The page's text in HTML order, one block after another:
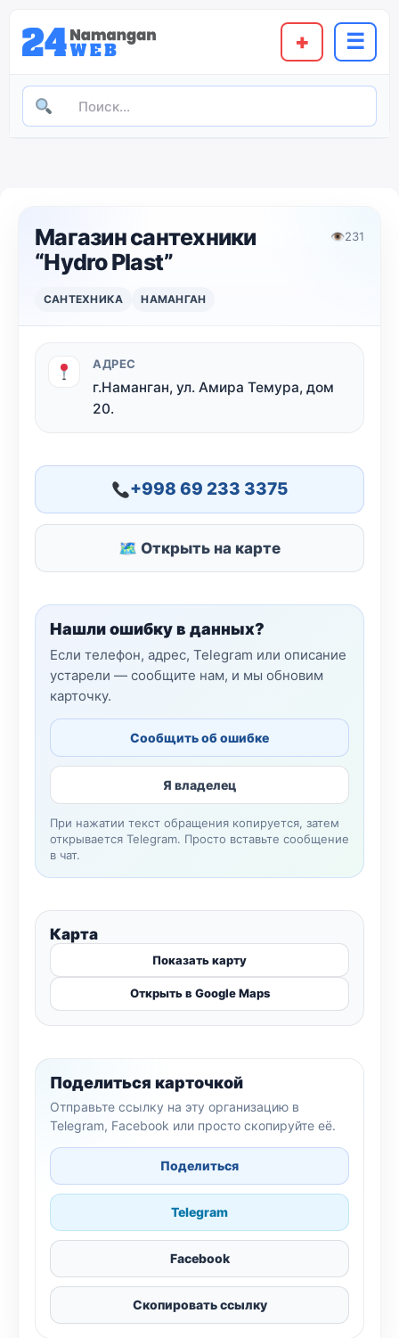
+ ☰
Магазин сантехники
“Hydro Plast”
👁231
САНТЕХНИКА НАМАНГАН
АДРЕС
г.Наманган, ул. Амира Темура, дом
20.
+998 69 233 3375
🗺 Открыть на карте
Нашли ошибку в данных?
Если телефон, адрес, Telegram или описание
устарели — сообщите нам, и мы обновим
карточку.
Сообщить об ошибке
Я владелец
При нажатии текст обращения копируется, затем
открывается Telegram. Просто вставьте сообщение
в чат.
Карта
Показать карту
Открыть в Google Maps
Поделиться карточкой
Отправьте ссылку на эту организацию в
Telegram, Facebook или просто скопируйте её.
Поделиться
Telegram
Facebook
Скопировать ссылку